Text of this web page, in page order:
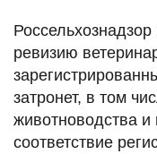
ревизию
затронет, в том
животноводства и
соответствие